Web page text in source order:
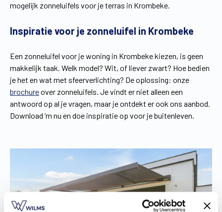
mogelijk zonneluifels voor je terras in Krombeke.
Inspiratie voor je zonneluifel in Krombeke
Een zonneluifel voor je woning in Krombeke kiezen, is geen
makkelijk taak. Welk model? Wit, of liever zwart? Hoe bedien
je het en wat met sfeerverlichting? De oplossing: onze
brochureover zonneluifels. Je vindt er niet alleen een
antwoord op al je vragen, maar je ontdekt er ook ons aanbod.
Download ‘m nu en doe inspiratie op voor je buitenleven.